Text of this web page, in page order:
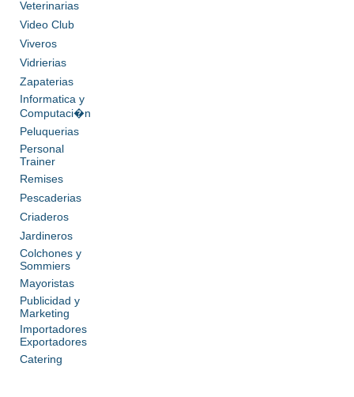
Veterinarias
Video Club
Viveros
Vidrierias
Zapaterias
Informatica y
Computaci�n
Peluquerias
Personal
Trainer
Remises
Pescaderias
Criaderos
Jardineros
Colchones y
Sommiers
Mayoristas
Publicidad y
Marketing
Importadores
Exportadores
Catering